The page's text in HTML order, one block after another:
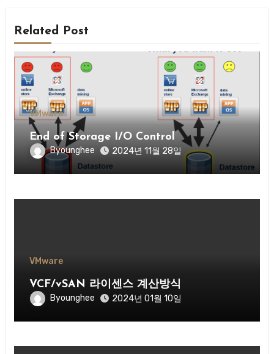
Related Post
VMware
End of Storage I/O Control
Byounghee 2024년 11월 28일
VMware
VCF/vSAN 라이센스 계산방식
Byounghee 2024년 01월 10일